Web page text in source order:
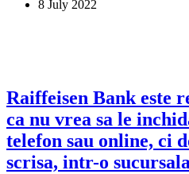
o
E
posibil?
8 July 2022
Raiffeisen Bank este
ca nu vrea sa le
telefon sau online, ci
scrisa, intr-o